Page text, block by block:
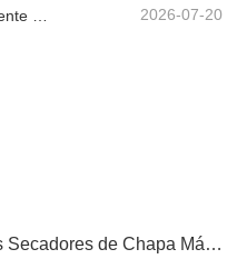
¿Por qué sus chapas perfectamente secadas se rehumedecen? 2026-07-20
¿Realmente Ahorran Dinero los Secadores de Chapa Más Grandes?